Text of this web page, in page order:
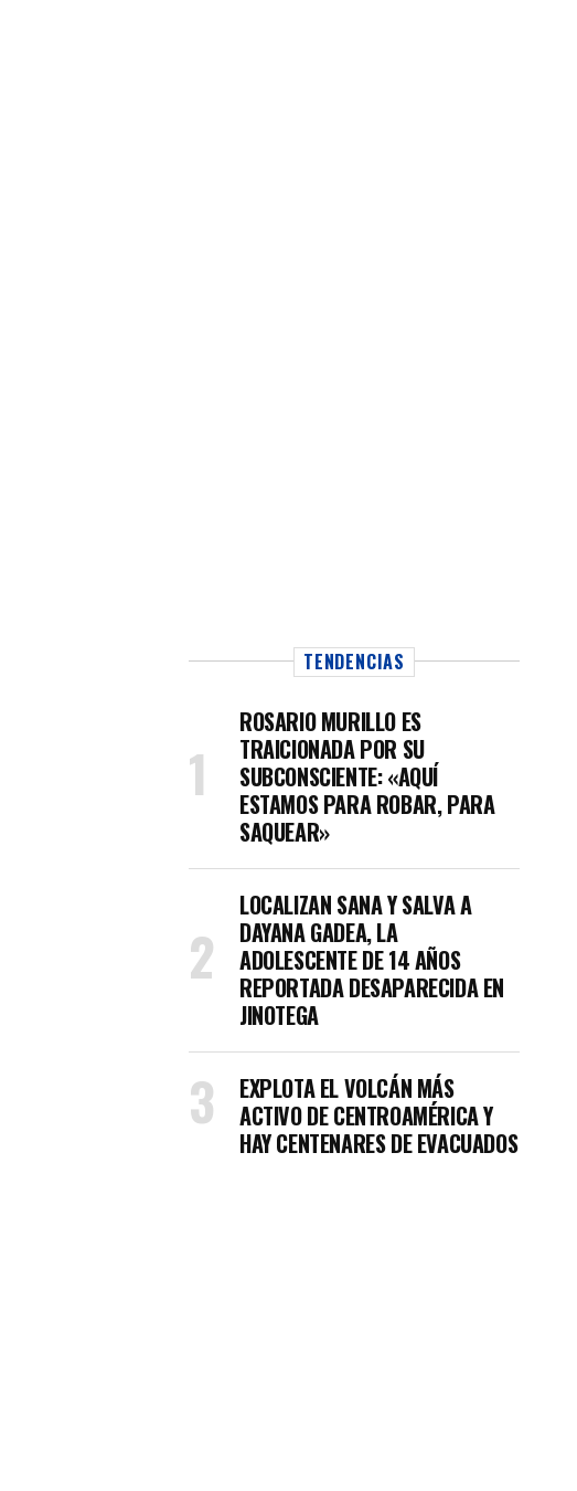
TENDENCIAS
ROSARIO MURILLO ES
TRAICIONADA POR SU
SUBCONSCIENTE: «AQUÍ
ESTAMOS PARA ROBAR, PARA
SAQUEAR»
LOCALIZAN SANA Y SALVA A
DAYANA GADEA, LA
ADOLESCENTE DE 14 AÑOS
REPORTADA DESAPARECIDA EN
JINOTEGA
EXPLOTA EL VOLCÁN MÁS
ACTIVO DE CENTROAMÉRICA Y
HAY CENTENARES DE EVACUADOS